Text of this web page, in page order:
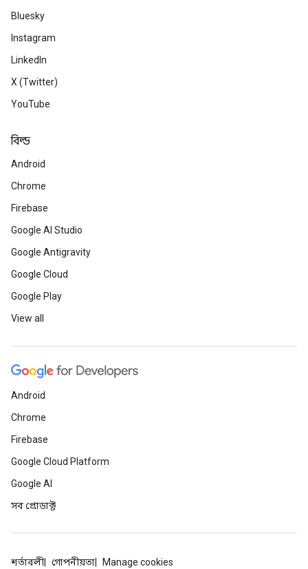
Bluesky
Instagram
LinkedIn
X (Twitter)
YouTube
বিল্ড
Android
Chrome
Firebase
Google AI Studio
Google Antigravity
Google Cloud
Google Play
View all
Android
Chrome
Firebase
Google Cloud Platform
Google AI
সব প্রোডাক্ট
শর্তাবলী গোপনীয়তা Manage cookies